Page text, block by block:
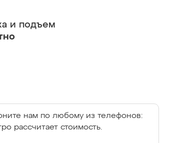
и подъем
нам по любому из телефонов:
рассчитает стоимость.